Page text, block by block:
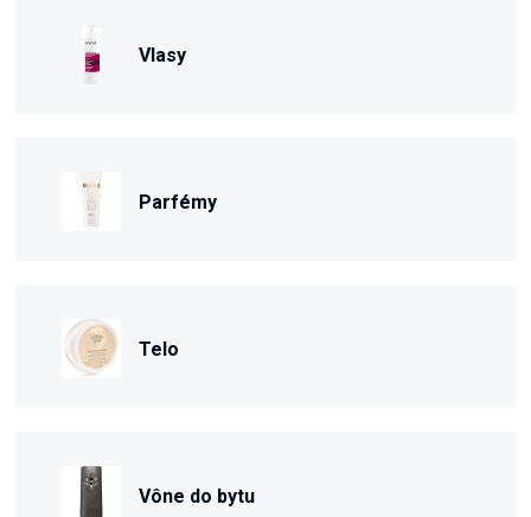
Vlasy
Parfémy
Telo
Vône do bytu